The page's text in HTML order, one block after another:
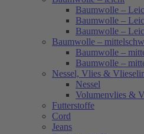
Baumwolle –
Baumwolle –
Baumwolle –
Baumwolle –
Baumwolle –
Baumwolle –
Nessel, Vlies &
Nessel
Volumenvlies &
Futterstoffe
Cord
Jeans